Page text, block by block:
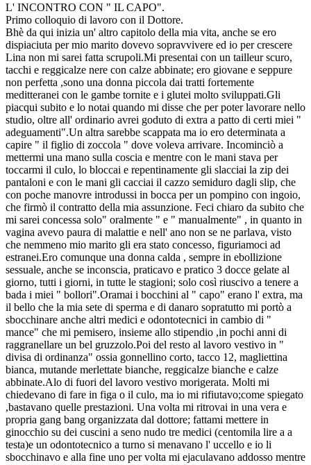
L' INCONTRO CON " IL CAPO".
Primo colloquio di lavoro con il Dottore.
Bhè da qui inizia un' altro capitolo della mia vita, anche se ero
dispiaciuta per mio marito dovevo sopravvivere ed io per crescere
Lina non mi sarei fatta scrupoli.Mi presentai con un tailleur scuro,
tacchi e reggicalze nere con calze abbinate; ero giovane e seppure
non perfetta ,sono una donna piccola dai tratti fortemente
meditteranei con le gambe tornite e i glutei molto sviluppati.Gli
piacqui subito e lo notai quando mi disse che per poter lavorare nello
studio, oltre all' ordinario avrei goduto di extra a patto di certi miei "
adeguamenti".Un altra sarebbe scappata ma io ero determinata a
capire " il figlio di zoccola " dove voleva arrivare. Incominciò a
mettermi una mano sulla coscia e mentre con le mani stava per
toccarmi il culo, lo bloccai e repentinamente gli slacciai la zip dei
pantaloni e con le mani gli cacciai il cazzo semiduro dagli slip, che
con poche manovre introdussi in bocca per un pompino con ingoio,
che firmò il contratto della mia assunzione. Feci chiaro da subito che
mi sarei concessa solo" oralmente " e " manualmente" , in quanto in
vagina avevo paura di malattie e nell' ano non se ne parlava, visto
che nemmeno mio marito gli era stato concesso, figuriamoci ad
estranei.Ero comunque una donna calda , sempre in ebollizione
sessuale, anche se inconscia, praticavo e pratico 3 docce gelate al
giorno, tutti i giorni, in tutte le stagioni; solo così riuscivo a tenere a
bada i miei " bollori".Oramai i bocchini al " capo" erano l' extra, ma
il bello che la mia sete di sperma e di danaro sopratutto mi portò a
sbocchinare anche altri medici e odontotecnici in cambio di "
mance" che mi pemisero, insieme allo stipendio ,in pochi anni di
raggranellare un bel gruzzolo.Poi del resto al lavoro vestivo in "
divisa di ordinanza" ossia gonnellino corto, tacco 12, magliettina
bianca, mutande merlettate bianche, reggicalze bianche e calze
abbinate.Alo di fuori del lavoro vestivo morigerata. Molti mi
chiedevano di fare in figa o il culo, ma io mi rifiutavo;come spiegato
,bastavano quelle prestazioni. Una volta mi ritrovai in una vera e
propria gang bang organizzata dal dottore; fattami mettere in
ginocchio su dei cuscini a seno nudo tre medici (centomila lire a a
testa)e un odontotecnico a turno si menavano l' uccello e io li
sbocchinavo e alla fine uno per volta mi ejaculavano addosso mentre